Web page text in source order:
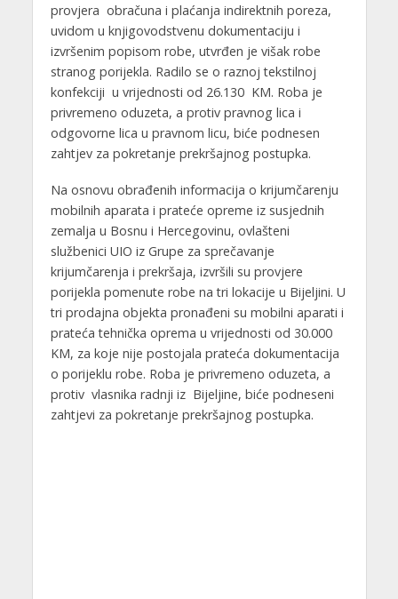
provjera obračuna i plaćanja indirektnih poreza,
uvidom u knjigovodstvenu dokumentaciju i
izvršenim popisom robe, utvrđen je višak robe
stranog porijekla. Radilo se o raznoj tekstilnoj
konfekciji u vrijednosti od 26.130 KM. Roba je
privremeno oduzeta, a protiv pravnog lica i
odgovorne lica u pravnom licu, biće podnesen
zahtjev za pokretanje prekršajnog postupka.
Na osnovu obrađenih informacija o krijumčarenju
mobilnih aparata i prateće opreme iz susjednih
zemalja u Bosnu i Hercegovinu, ovlašteni
službenici UIO iz Grupe za sprečavanje
krijumčarenja i prekršaja, izvršili su provjere
porijekla pomenute robe na tri lokacije u Bijeljini. U
tri prodajna objekta pronađeni su mobilni aparati i
prateća tehnička oprema u vrijednosti od 30.000
KM, za koje nije postojala prateća dokumentacija
o porijeklu robe. Roba je privremeno oduzeta, a
protiv vlasnika radnji iz Bijeljine, biće podneseni
zahtjevi za pokretanje prekršajnog postupka.